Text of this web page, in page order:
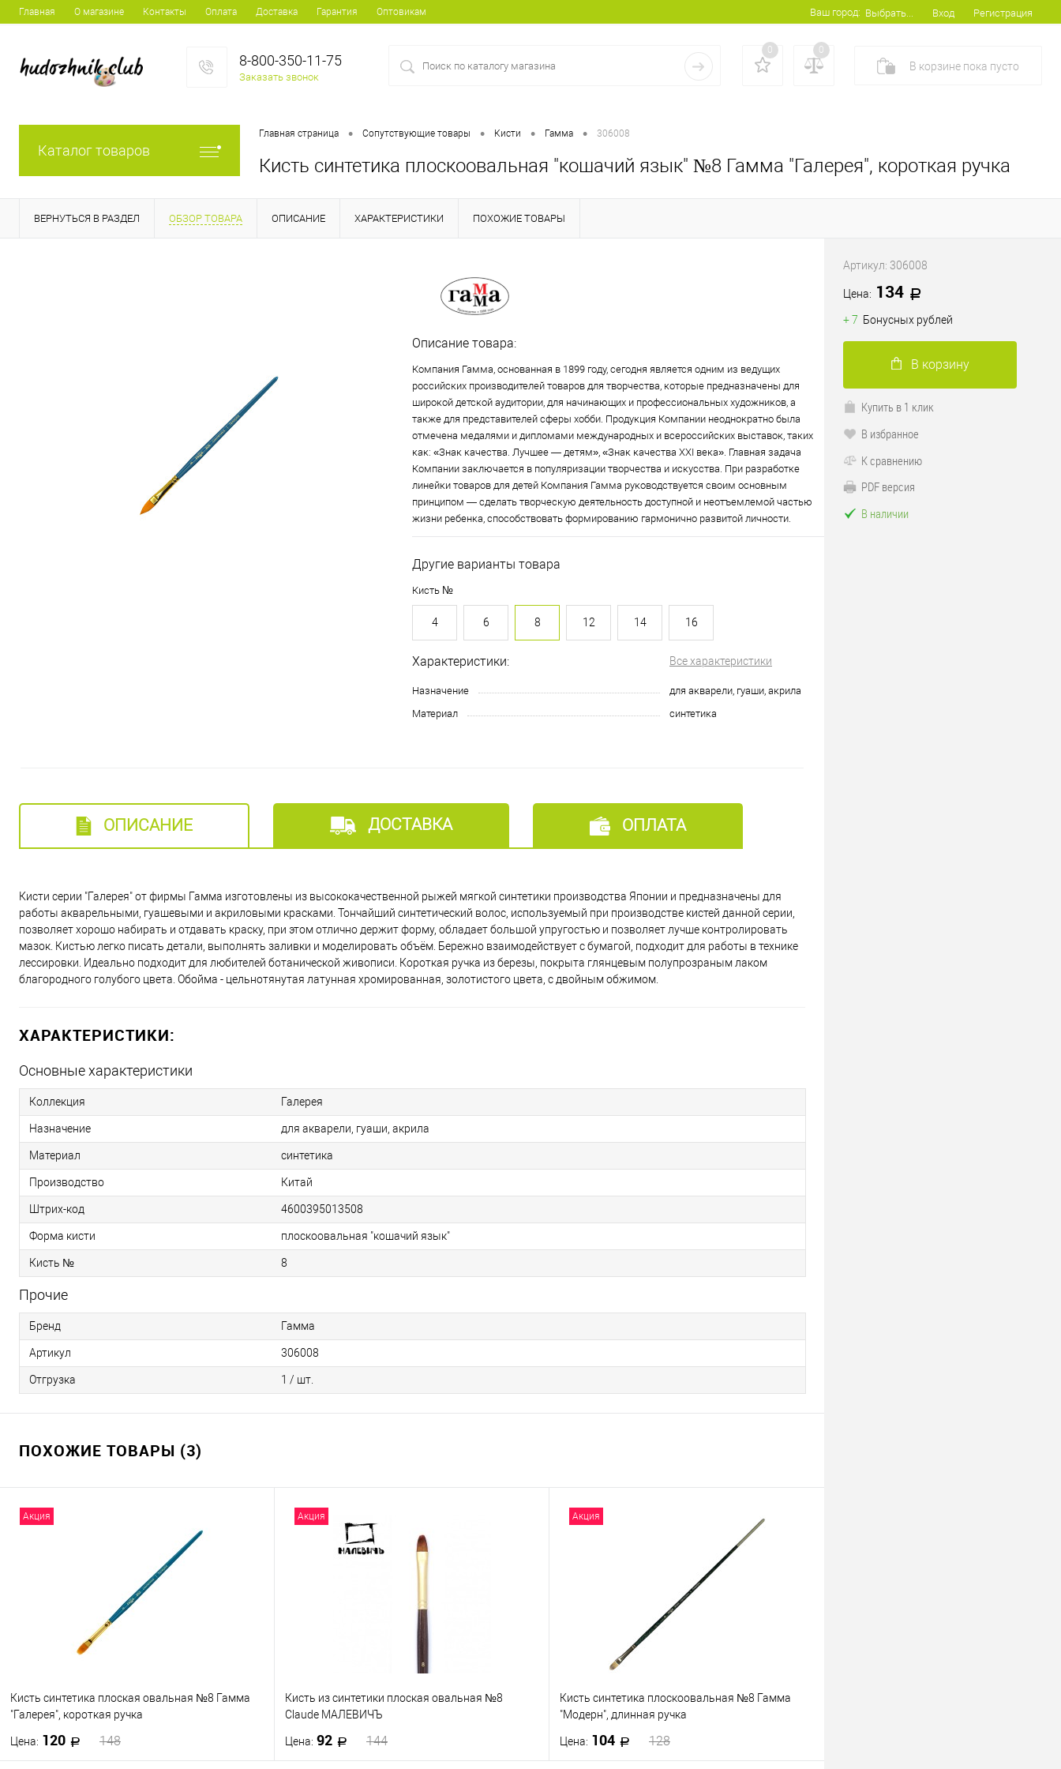
Главная О магазине Контакты Оплата Доставка Гарантия Оптовикам Ваш город: Выбрать... Вход Регистрация
8-800-350-11-75
Заказать звонок
0 0
В корзине пока пусто
Каталог товаров
Главная страница • Сопутствующие товары • Кисти • Гамма • 306008
Кисть синтетика плоскоовальная "кошачий язык" №8 Гамма "Галерея", короткая ручка
ВЕРНУТЬСЯ В РАЗДЕЛ ОБЗОР ТОВАРА ОПИСАНИЕ ХАРАКТЕРИСТИКИ ПОХОЖИЕ ТОВАРЫ
Описание товара:
Компания Гамма, основанная в 1899 году, сегодня является одним из ведущих
российских производителей товаров для творчества, которые предназначены для
широкой детской аудитории, для начинающих и профессиональных художников, а
также для представителей сферы хобби. Продукция Компании неоднократно была
отмечена медалями и дипломами международных и всероссийских выставок, таких
как: «Знак качества. Лучшее — детям», «Знак качества XXI века». Главная задача
Компании заключается в популяризации творчества и искусства. При разработке
линейки товаров для детей Компания Гамма руководствуется своим основным
принципом — сделать творческую деятельность доступной и неотъемлемой частью
жизни ребенка, способствовать формированию гармонично развитой личности.
Другие варианты товара
Кисть №
4 6 8 12 14 16
Характеристики: Все характеристики
Назначение
для акварели, гуаши, акрила
Материал
синтетика
ОПИСАНИЕ ДОСТАВКА ОПЛАТА
Кисти серии "Галерея" от фирмы Гамма изготовлены из высококачественной рыжей мягкой синтетики производства Японии и предназначены для
работы акварельными, гуашевыми и акриловыми красками. Тончайший синтетический волос, используемый при производстве кистей данной серии,
позволяет хорошо набирать и отдавать краску, при этом отлично держит форму, обладает большой упругостью и позволяет лучше контролировать
мазок. Кистью легко писать детали, выполнять заливки и моделировать объём. Бережно взаимодействует с бумагой, подходит для работы в технике
лессировки. Идеально подходит для любителей ботанической живописи. Короткая ручка из березы, покрыта глянцевым полупрозраным лаком
благородного голубого цвета. Обойма - цельнотянутая латунная хромированная, золотистого цвета, с двойным обжимом.
ХАРАКТЕРИСТИКИ:
Основные характеристики
Коллекция Галерея
Назначение для акварели, гуаши, акрила
Материал синтетика
Производство Китай
Штрих-код 4600395013508
Форма кисти плоскоовальная "кошачий язык"
Кисть № 8
Прочие
Бренд Гамма
Артикул 306008
Отгрузка 1 / шт.
ПОХОЖИЕ ТОВАРЫ (3)
Акция
Кисть синтетика плоская овальная №8 Гамма
"Галерея", короткая ручка
Цена: 120 148
Акция
Кисть из синтетики плоская овальная №8
Claude МАЛЕВИЧЪ
Цена: 92 144
Акция
Кисть синтетика плоскоовальная №8 Гамма
"Модерн", длинная ручка
Цена: 104 128
Артикул: 306008
Цена: 134
+ 7 Бонусных рублей
В корзину
Купить в 1 клик
В избранное
К сравнению
PDF версия
В наличии